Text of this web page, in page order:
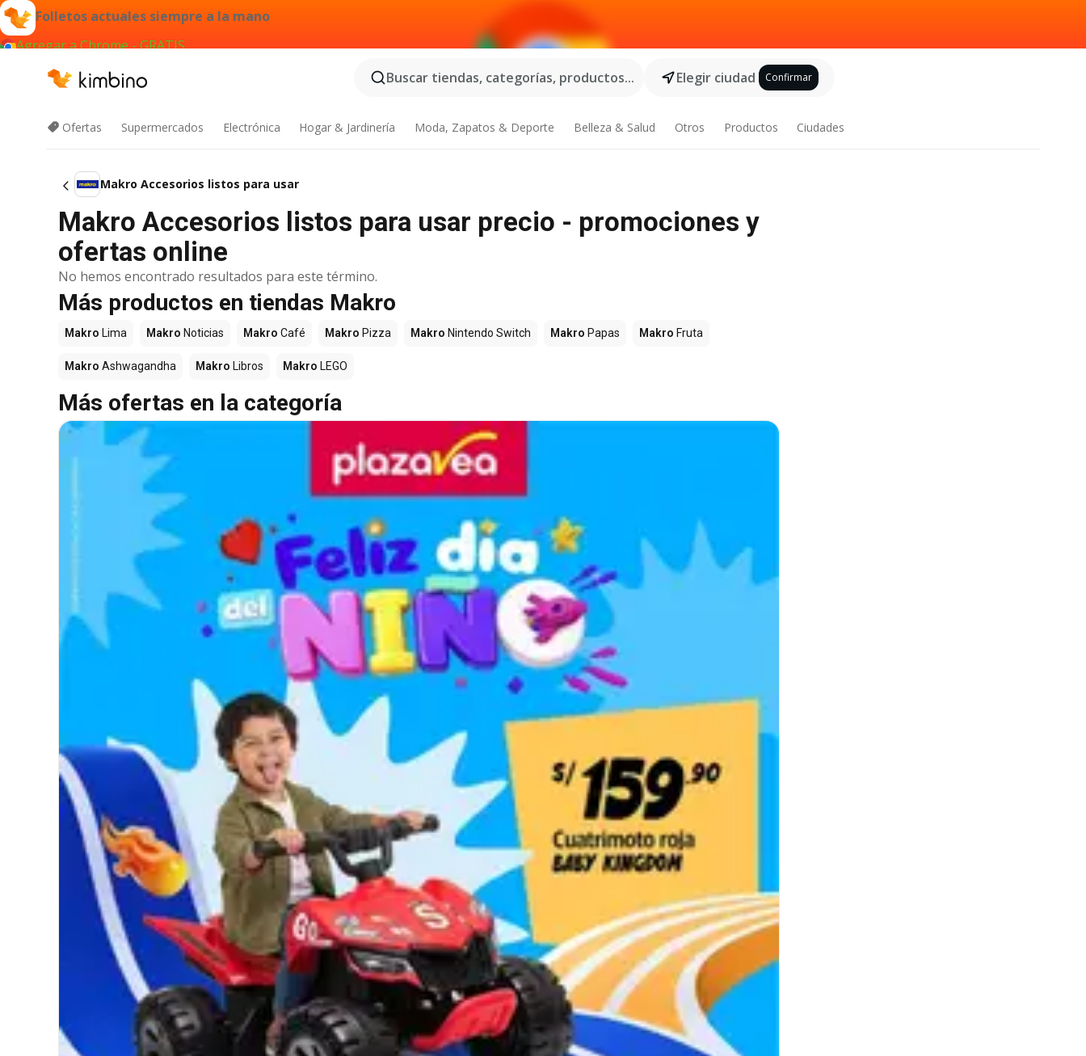
Folletos actuales siempre a la mano
Agregar a Chrome - GRATIS
Buscar tiendas, categorías, productos...
Elegir ciudad Confirmar
Ofertas Supermercados Electrónica Hogar & Jardinería Moda, Zapatos & Deporte Belleza & Salud Otros Productos Ciudades
Makro Accesorios listos para usar
Makro Accesorios listos para usar precio - promociones y
ofertas online
No hemos encontrado resultados para este término.
Más productos en tiendas Makro
Makro Lima Makro Noticias Makro Café Makro Pizza Makro Nintendo Switch Makro Papas Makro Fruta
Makro Ashwagandha Makro Libros Makro LEGO
Más ofertas en la categoría